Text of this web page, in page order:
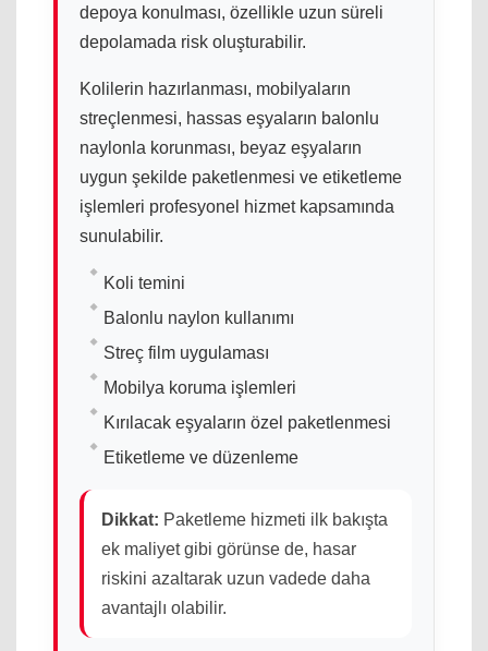
depoya konulması, özellikle uzun süreli
depolamada risk oluşturabilir.
Kolilerin hazırlanması, mobilyaların
streçlenmesi, hassas eşyaların balonlu
naylonla korunması, beyaz eşyaların
uygun şekilde paketlenmesi ve etiketleme
işlemleri profesyonel hizmet kapsamında
sunulabilir.
Koli temini
Balonlu naylon kullanımı
Streç film uygulaması
Mobilya koruma işlemleri
Kırılacak eşyaların özel paketlenmesi
Etiketleme ve düzenleme
Dikkat: Paketleme hizmeti ilk bakışta
ek maliyet gibi görünse de, hasar
riskini azaltarak uzun vadede daha
avantajlı olabilir.